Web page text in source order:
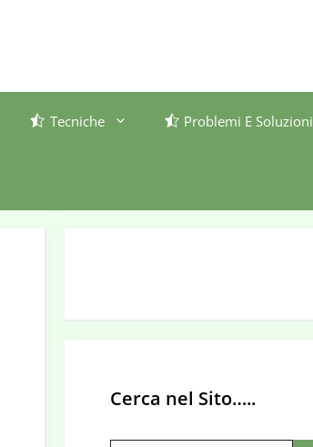
Tecniche Problemi E Soluzioni
Cerca nel Sito…..